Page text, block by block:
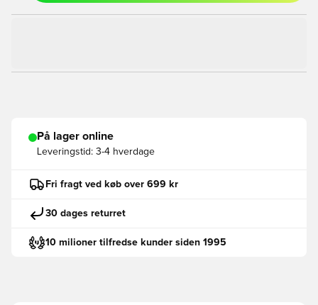
På lager online
Leveringstid: 3-4 hverdage
Fri fragt ved køb over 699 kr
30 dages returret
10 milioner tilfredse kunder siden 1995